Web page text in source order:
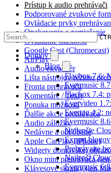
Domov
Blog
Flacbox 7.6:
Evermusic
Flacbox 7.4:
Evervideo
Evertag 4.2:
Evermusic
Najlepšie
Export
Prehrávajte
Najlepší
Evermusic
Prístup k audio prehrávači
Podporované zvukové
Ovládacie prvky
Opakovanie a zamiešanie
Ovládanie hlasitosti
Google Cast (Chromecast)
AirPlay
Audio ekvalizér
Lišta nástrojov režimu
Fronta prehrávača
Komentáre / Texty
Ponuka možností
Ďalšie akcie prehrávača
Audio záložky
Nedávne a obľúbené
Apple CarPlay (iPhone)
Widgety domovskej
Okno mini prehrávača
Klávesové skratky (len